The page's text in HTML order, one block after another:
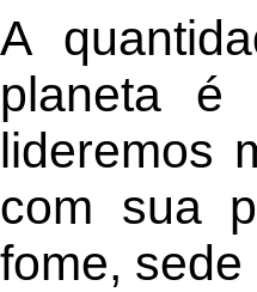
A
planeta é
lideremos
com sua
fome, sede